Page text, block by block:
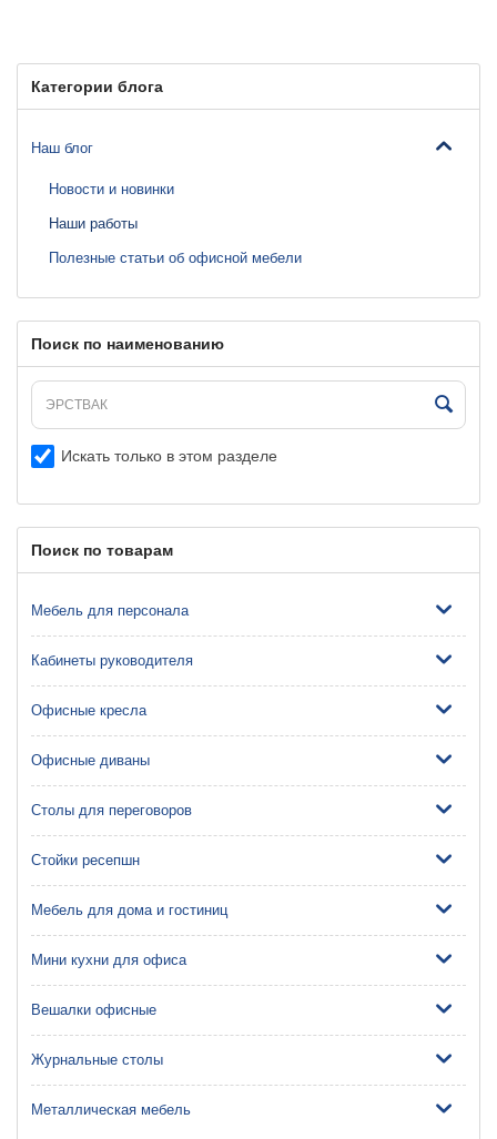
Категории блога
Наш блог
Новости и новинки
Наши работы
Полезные статьи об офисной мебели
Поиск по наименованию
Искать только в этом разделе
Поиск по товарам
Мебель для персонала
Кабинеты руководителя
Офисные кресла
Офисные диваны
Столы для переговоров
Стойки ресепшн
Мебель для дома и гостиниц
Мини кухни для офиса
Вешалки офисные
Журнальные столы
Металлическая мебель